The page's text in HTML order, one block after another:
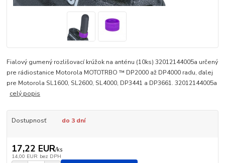
Fialový gumený rozlišovací krúžok na anténu (10ks) 32012144005a určený
pre rádiostanice Motorola MOTOTRBO ™ DP2000 až DP4000 radu, ďalej
pre Motorola SL1600, SL2600, SL4000, DP3441 a DP3661. 32012144005a
celý popis
Dostupnosť do 3 dní
17,22 EUR/ks
14,00 EUR bez DPH